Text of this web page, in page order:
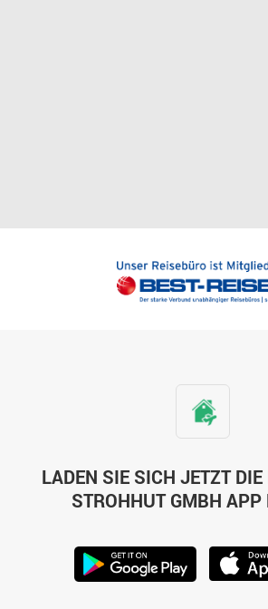
LADEN SIE SICH JETZT DIE
STROHHUT GMBH APP